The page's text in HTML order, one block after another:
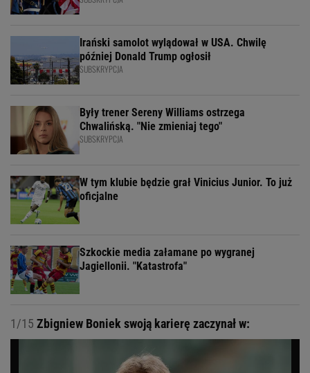
Irański samolot wylądował w USA. Chwilę
później Donald Trump ogłosił
SUBSKRYPCJA
Były trener Sereny Williams ostrzega
Chwalińską. "Nie zmieniaj tego"
SUBSKRYPCJA
W tym klubie będzie grał Vinicius Junior. To już
oficjalne
Szkockie media załamane po wygranej
Jagiellonii. "Katastrofa"
1/15 Zbigniew Boniek swoją karierę zaczynał w: